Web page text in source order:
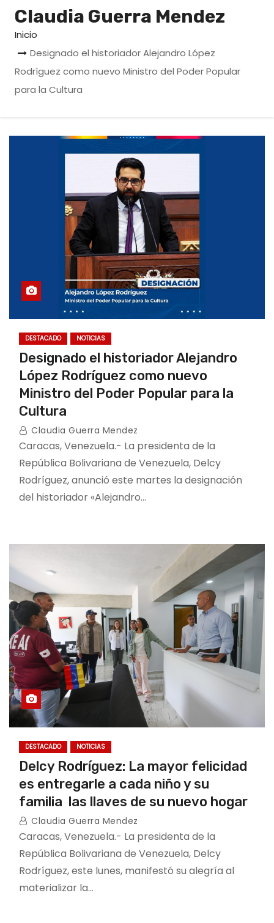
Claudia Guerra Mendez
Inicio
Designado el historiador Alejandro López
Rodríguez como nuevo Ministro del Poder Popular
para la Cultura
DESTACADO NOTICIAS
Designado el historiador Alejandro
López Rodríguez como nuevo
Ministro del Poder Popular para la
Cultura
Claudia Guerra Mendez
Caracas, Venezuela.- La presidenta de la
República Bolivariana de Venezuela, Delcy
Rodríguez, anunció este martes la designación
del historiador «Alejandro…
DESTACADO NOTICIAS
Delcy Rodríguez: La mayor felicidad
es entregarle a cada niño y su
familia las llaves de su nuevo hogar
Claudia Guerra Mendez
Caracas, Venezuela.- La presidenta de la
República Bolivariana de Venezuela, Delcy
Rodríguez, este lunes, manifestó su alegría al
materializar la…